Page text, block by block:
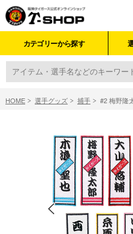
カテゴリーから探す
HOME 選手グッズ 捕手 #2 梅野隆